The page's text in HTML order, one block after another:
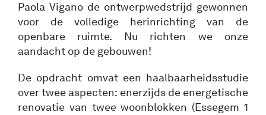
Paola Vigano de ontwerpwedstrijd gewonnen
voor de volledige herinrichting van de
openbare ruimte. Nu richten we onze
aandacht op de gebouwen!
De opdracht omvat een haalbaarheidsstudie
over twee aspecten: enerzijds de energetische
renovatie van twee woonblokken (Essegem 1